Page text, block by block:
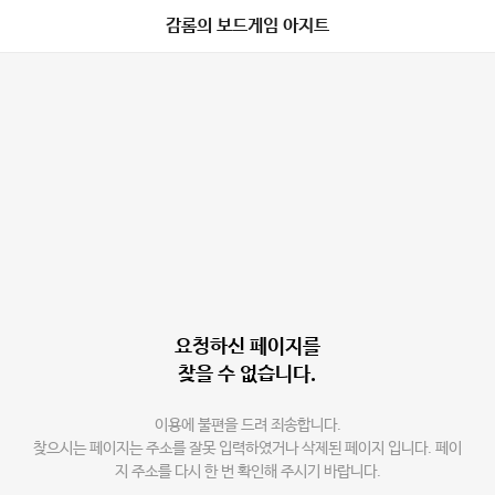
감롬의 보드게임 아지트
요청하신 페이지를
찾을 수 없습니다.
이용에 불편을 드려 죄송합니다.
찾으시는 페이지는 주소를 잘못 입력하였거나 삭제된 페이지 입니다. 페이
지 주소를 다시 한 번 확인해 주시기 바랍니다.